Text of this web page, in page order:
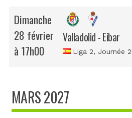
Dimanche
28 février
à 17h00
Valladolid - Eibar
Liga 2, Journée
MARS 2027